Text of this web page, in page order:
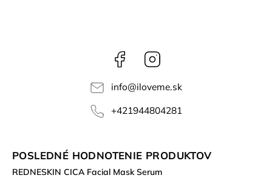
Facebook
info@iloveme.sk
+421944804281
POSLEDNÉ HODNOTENIE PRODUKTOV
REDNESKIN CICA Facial Mask Serum